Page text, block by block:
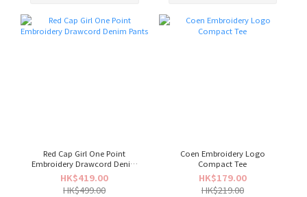
Red Cap Girl One Point
Embroidery Drawcord Denim
Pants
HK$419.00
HK$499.00
Coen Embroidery Logo
Compact Tee
HK$179.00
HK$219.00